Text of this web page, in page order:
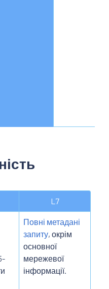
L7
Повні метадані
запиту, окрім
основної
мережевої
інформації.